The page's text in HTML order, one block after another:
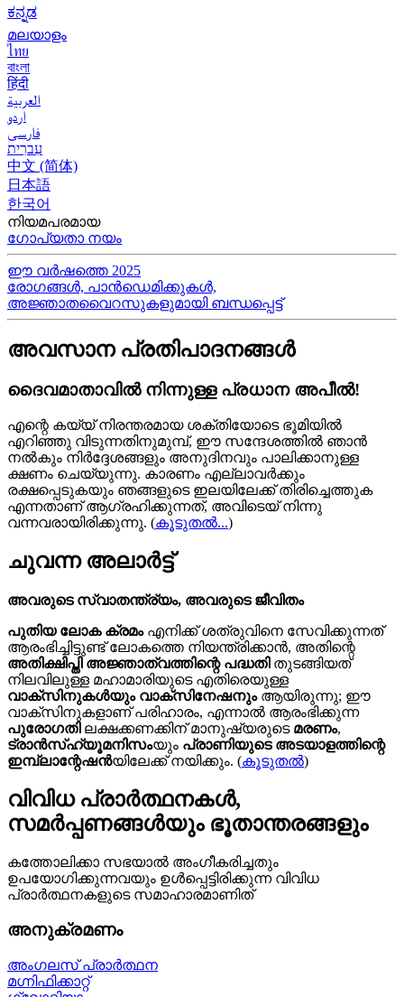
ಕನ್ನಡ
മലയാളം
ไทย
বাংলা
हिंदी
العربية
اردو
فارسی
עִברִית
中文 (简体)
日本語
한국어
നിയമപരമായ
ഗോപ്യതാ നയം
ഈ വർഷത്തെ 2025
രോഗങ്ങൾ, പാൻഡെമിക്കുകൾ,
അജ്ഞാതവൈറസുകളുമായി ബന്ധപ്പെട്ട്
അവസാന പ്രതിപാദനങ്ങൾ
ദൈവമാതാവിൽ നിന്നുള്ള പ്രധാന അപീൽ!
എന്റെ കയ്യ്‍ നിരന്തരമായ ശക്തിയോടെ ഭൂമിയിൽ
എറിഞ്ഞു വിടുന്നതിനുമുമ്പ്, ഈ സന്ദേശത്തിൽ ഞാൻ
നൽകും നിർദ്ദേശങ്ങളും അനുദിനവും പാലിക്കാനുള്ള
ക്ഷണം ചെയ്യുന്നു. കാരണം എല്ലാവർക്കും
രക്ഷപ്പെടുകയും ഞങ്ങളുടെ ഇലയിലേക്ക് തിരിച്ചെത്തുക
എന്നതാണ് ആഗ്രഹിക്കുന്നത്, അവിടെയ്‍ നിന്നു
വന്നവരായിരിക്കുന്നു. (കൂടുതൽ...)
ചുവന്ന അലാർട്ട്
അവരുടെ സ്വാതന്ത്ര്യം, അവരുടെ ജീവിതം
പുതിയ ലോക ക്രമംഎനിക്ക് ശത്രുവിനെ സേവിക്കുന്നത്
ആരംഭിച്ചിട്ടുണ്ട് ലോകത്തെ നിയന്ത്രിക്കാൻ, അതിന്റെ
അതിക്ഷിപ്തി അജ്ഞാത്വത്തിന്റെ പദ്ധതിതുടങ്ങിയത്
നിലവിലുള്ള മഹാമാരിയുടെ എതിരെയുള്ള
വാക്സിനുകൾയും വാക്സിനേഷനുംആയിരുന്നു; ഈ
വാക്സിനുകളാണ് പരിഹാരം, എന്നാൽ ആരംഭിക്കുന്ന
പുരോഗതിലക്ഷക്കണക്കിന് മാനുഷ്യരുടെ മരണം,
ട്രാൻസ്ഹ്യൂമനിസംയും പ്രാണിയുടെ അടയാളത്തിന്റെ
ഇമ്പ്ലാന്റേഷൻയിലേക്ക് നയിക്കും. (കൂടുതൽ)
വിവിധ പ്രാർത്ഥനകൾ,
സമർപ്പണങ്ങൾയും ഭൂതാന്തരങ്ങളും
കത്തോലിക്കാ സഭയാൽ അംഗീകരിച്ചതും
ഉപയോഗിക്കുന്നവയും ഉൾപ്പെട്ടിരിക്കുന്ന വിവിധ
പ്രാർത്ഥനകളുടെ സമാഹാരമാണിത്
അനുക്രമണം
അംഗലസ് പ്രാർത്ഥന
മഗ്നിഫിക്കാറ്റ്